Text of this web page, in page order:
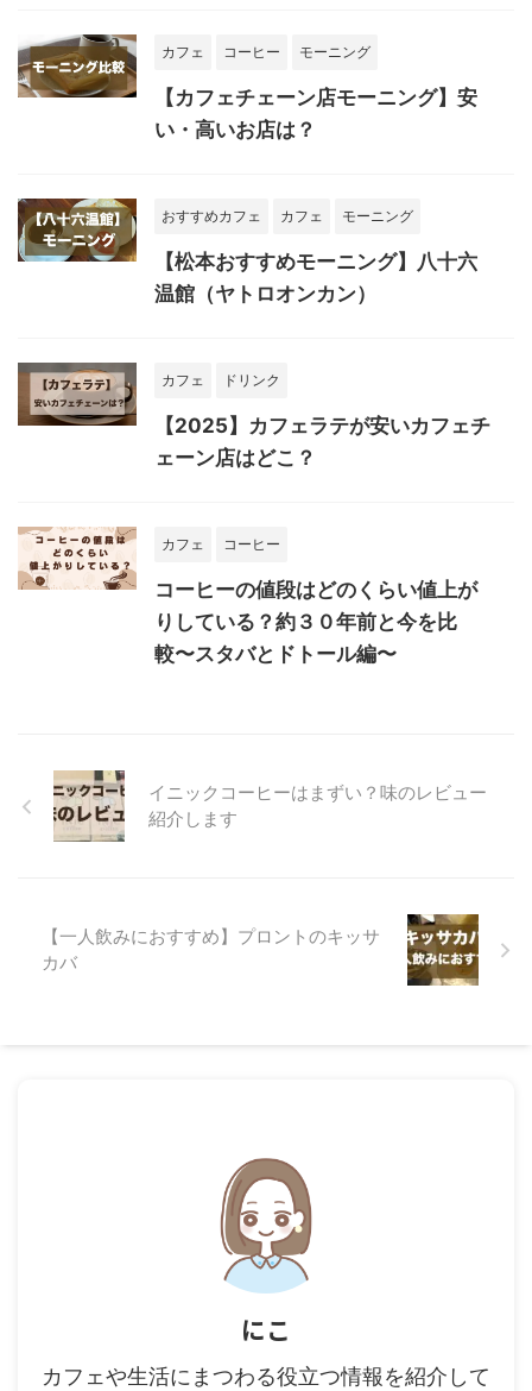
カフェ コーヒー モーニング
【カフェチェーン店モーニング】安
い・高いお店は？
おすすめカフェ カフェ モーニング
【松本おすすめモーニング】八十六
温館（ヤトロオンカン）
カフェ ドリンク
【2025】カフェラテが安いカフェチ
ェーン店はどこ？
カフェ コーヒー
コーヒーの値段はどのくらい値上が
りしている？約３０年前と今を比
較〜スタバとドトール編〜
イニックコーヒーはまずい？味のレビュー
紹介します
【一人飲みにおすすめ】プロントのキッサ
カバ
にこ
カフェや生活にまつわる役立つ情報を紹介して